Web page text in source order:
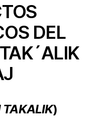
DEL
TAKALIK)